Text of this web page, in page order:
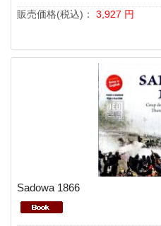
販売価格(税込)： 3,927 円
Sadowa 1866